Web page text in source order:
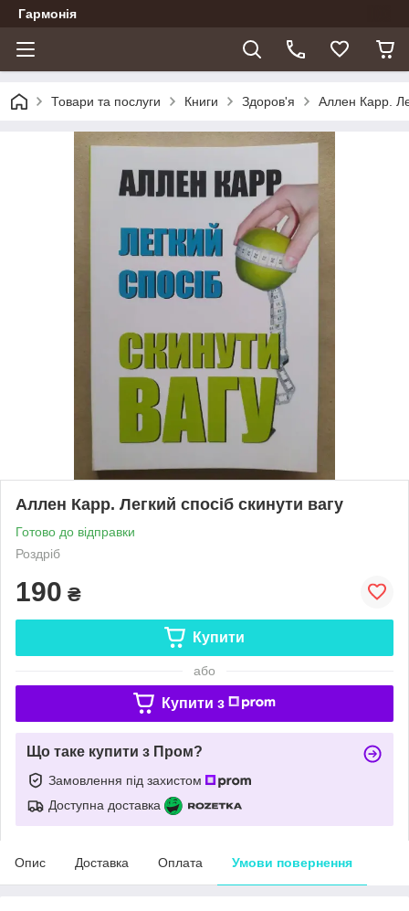
Гармонія
Товари та послуги Книги Здоров'я Аллен Карр.
Аллен Карр. Легкий спосіб скинути вагу
Готово до відправки
Роздріб
190 ₴
Купити
або
Купити з
Що таке купити з Пром?
Замовлення під захистом
Доступна доставка
Опис Доставка Оплата Умови повернення